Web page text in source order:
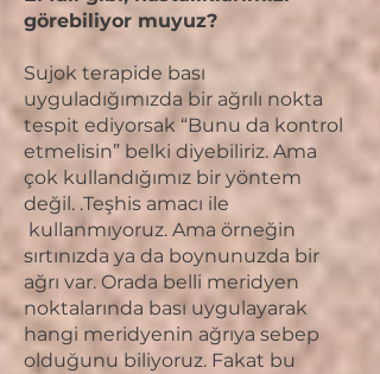
görebiliyor muyuz?
Sujok terapide bası
uyguladığımızda bir ağrılı nokta
tespit ediyorsak “Bunu da kontrol
etmelisin” belki diyebiliriz. Ama
çok kullandığımız bir yöntem
değil. .Teşhis amacı ile
kullanmıyoruz. Ama örneğin
sırtınızda ya da boynunuzda bir
ağrı var. Orada belli meridyen
noktalarında bası uygulayarak
hangi meridyenin ağrıya sebep
olduğunu biliyoruz. Fakat bu